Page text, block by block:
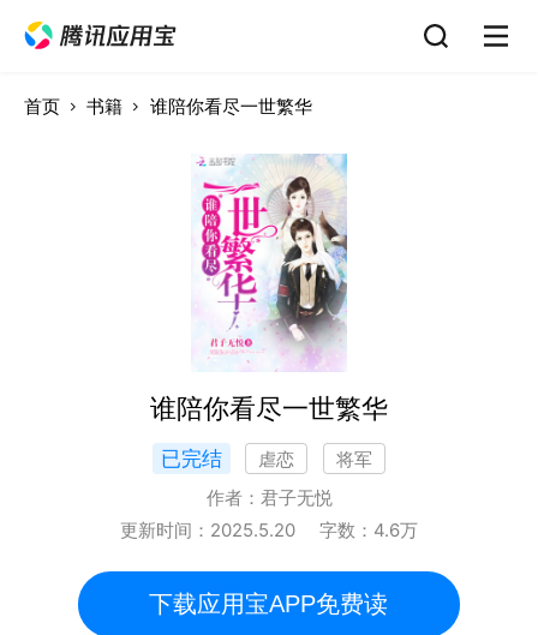
首页 书籍 谁陪你看尽一世繁华
谁陪你看尽一世繁华
已完结 虐恋
将军
作者： 君子无悦
更新时间： 2025.5.20 字数： 4.6万
下载应用宝APP免费读